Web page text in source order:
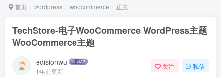
首页 wordpress woocommerce 正文
TechStore-电子WooCommerce WordPress主题
WooCommerce主题
edisionwu
1年前更新
关注 私信